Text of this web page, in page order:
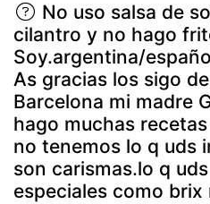
No uso salsa de
cilantro y no hago
Soy.argentina/
As gracias los sigo
Barcelona mi madre
hago muchas
no tenemos lo q uds
son carismas.lo q
especiales como brix